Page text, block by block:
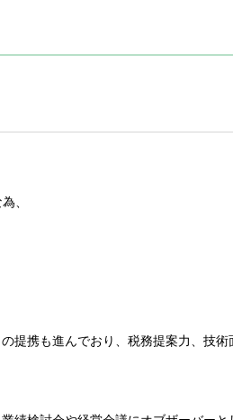
、
提携も進んでおり、税務提案力、技術